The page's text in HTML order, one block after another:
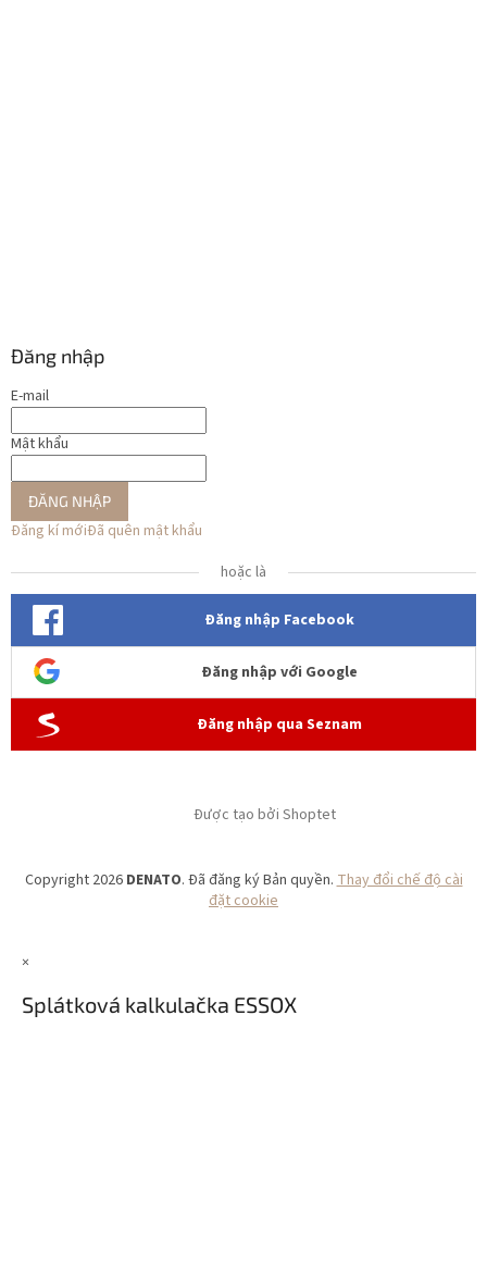
Đăng nhập
E-mail
Mật khẩu
ĐĂNG NHẬP
Đăng kí mớiĐã quên mật khẩu
hoặc là
Đăng nhập Facebook
Đăng nhập với Google
Đăng nhập qua Seznam
Được tạo bởi Shoptet
Copyright 2026 DENATO. Đã đăng ký Bản quyền.Thay đổi chế độ cài
đặt cookie
×
Splátková kalkulačka ESSOX